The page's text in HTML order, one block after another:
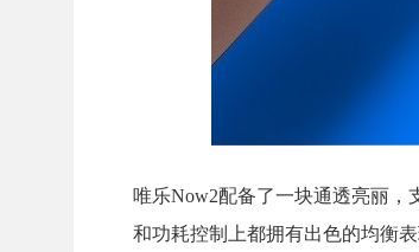
唯乐Now2配备了一块通透亮丽
和功耗控制上都拥有出色的均衡